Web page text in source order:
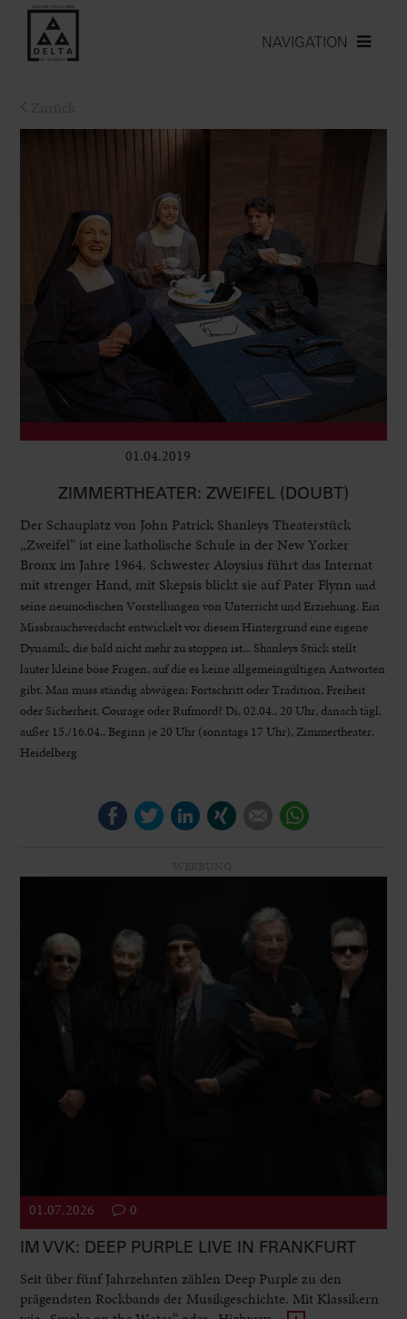
NAVIGATION
01.04.2019
ZIMMERTHEATER: ZWEIFEL (DOUBT)
Der Schauplatz von John Patrick Shanleys Theaterstück
„Zweifel“ ist eine katholische Schule in der New Yorker
Bronx im Jahre 1964. Schwester Aloysius führt das Internat
mit strenger Hand, mit Skepsis blickt sie auf Pater Flynn und
seine neumodischen Vorstellungen von Unterricht und Erziehung. Ein
Missbrauchsverdacht entwickelt vor diesem Hintergrund eine eigene
Dynamik, die bald nicht mehr zu stoppen ist... Shanleys Stück stellt
lauter kleine böse Fragen, auf die es keine allgemeingültigen Antworten
gibt. Man muss ständig abwägen: Fortschritt oder Tradition, Freiheit
oder Sicherheit, Courage oder Rufmord? Di, 02.04., 20 Uhr, danach tägl.
außer 15./16.04., Beginn je 20 Uhr (sonntags 17 Uhr), Zimmertheater,
Heidelberg
FacebookTwitterLinkedIn E-mail
01.07.2026 0
IM VVK: DEEP PURPLE LIVE IN FRANKFURT
Seit über fünf Jahrzehnten zählen Deep Purple zu den
prägendsten Rockbands der Musikgeschichte. Mit Klassikern